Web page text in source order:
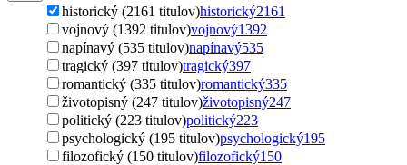
historický (2161 titulov)historický2161
vojnový (1392 titulov)vojnový1392
napínavý (535 titulov)napínavý535
tragický (397 titulov)tragický397
romantický (335 titulov)romantický335
životopisný (247 titulov)životopisný247
politický (223 titulov)politický223
psychologický (195 titulov)psychologický195
filozofický (150 titulov)filozofický150